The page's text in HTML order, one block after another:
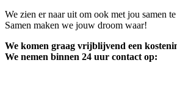
We zien er naar uit om ook met jou samen
Samen maken we jouw droom waar!
We komen graag vrijblijvend een
We nemen binnen 24 uur contact op: